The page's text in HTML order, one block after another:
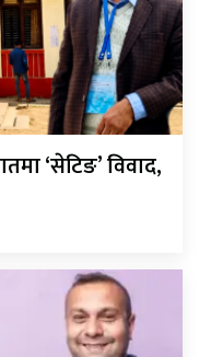
‘सेटिङ’ विवाद,